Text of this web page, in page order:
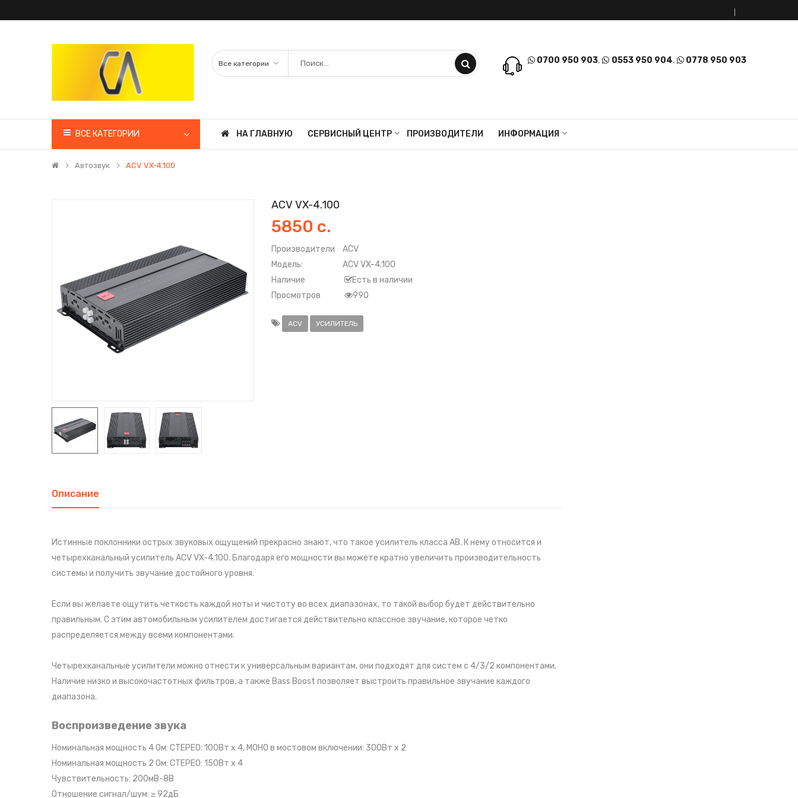
0700 950 903, 0553 950 904, 0778 950 903
ВСЕ КАТЕГОРИИ НА ГЛАВНУЮ СЕРВИСНЫЙ ЦЕНТР ПРОИЗВОДИТЕЛИ ИНФОРМАЦИЯ
Автозвук ACV VX-4.100
ACV VX-4.100
5850 с.
Производители
ACV
Модель:
ACV VX-4.100
Наличие
Есть в наличии
Просмотров
990
ACV УСИЛИТЕЛЬ
Описание
Истинные поклонники острых звуковых ощущений прекрасно знают, что такое усилитель класса АВ. К нему относится и
четырехканальный усилитель ACV VX-4.100. Благодаря его мощности вы можете кратно увеличить производительность
системы и получить звучание достойного уровня.
Если вы желаете ощутить четкость каждой ноты и чистоту во всех диапазонах, то такой выбор будет действительно
правильным. С этим автомобильным усилителем достигается действительно классное звучание, которое четко
распределяется между всеми компонентами.
Четырехканальные усилители можно отнести к универсальным вариантам, они подходят для систем с 4/3/2 компонентами.
Наличие низко и высокочастотных фильтров, а также Bass Boost позволяет выстроить правильное звучание каждого
диапазона.
Воспроизведение звука
Номинальная мощность 4 Ом: СТЕРЕО: 100Вт х 4, МОНО в мостовом включении: 300Вт х 2
Номинальная мощность 2 Ом: СТЕРЕО: 150Вт х 4
Чувствительность: 200мВ-8В
Отношение сигнал/шум: ≥ 92дБ